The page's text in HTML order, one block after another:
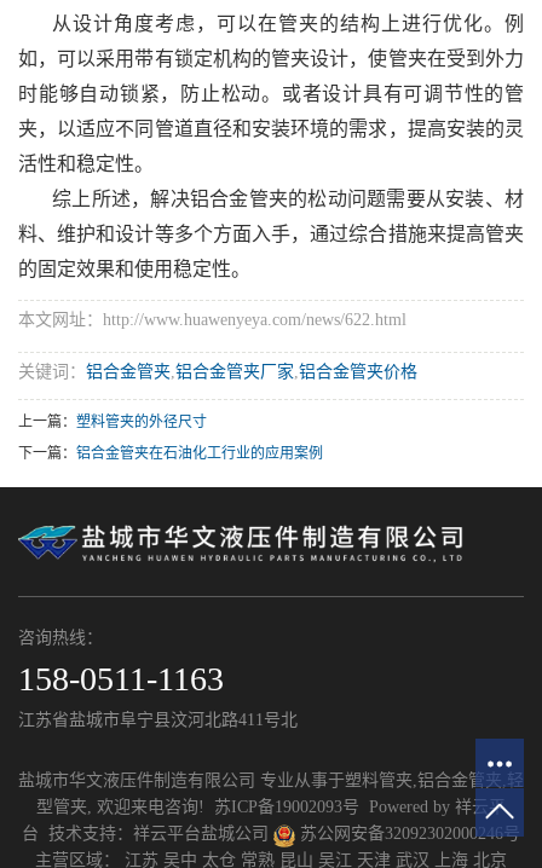
从设计角度考虑，可以在管夹的结构上进行优化。例
如，可以采用带有锁定机构的管夹设计，使管夹在受到外力
时能够自动锁紧，防止松动。或者设计具有可调节性的管
夹，以适应不同管道直径和安装环境的需求，提高安装的灵
活性和稳定性。
综上所述，解决铝合金管夹的松动问题需要从安装、材
料、维护和设计等多个方面入手，通过综合措施来提高管夹
的固定效果和使用稳定性。
本文网址：http://www.huawenyeya.com/news/622.html
关键词： 铝合金管夹 铝合金管夹厂家 铝合金管夹价格
上一篇： 塑料管夹的外径尺寸
下一篇： 铝合金管夹在石油化工行业的应用案例
咨询热线：
158-0511-1163
江苏省盐城市阜宁县汶河北路411号北
盐城市华文液压件制造有限公司 专业从事于塑料管夹,铝合金管夹, 轻
型管夹, 欢迎来电咨询! 苏ICP备19002093号 Powered by 祥云平
台 技术支持： 祥云平台盐城公司
苏公网安备32092302000246号
主营区域： 江苏 吴中 太仓 常熟 昆山 吴江 天津 武汉 上海 北京